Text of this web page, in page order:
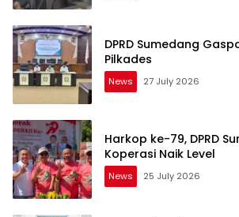
DPRD Sumedang
Pilkades
News 27 July 2026
Harkop ke-79, DPRD
Koperasi Naik Level
News 25 July 2026